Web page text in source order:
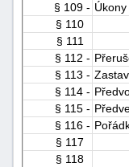
§ 109 -
§ 110
§ 111
§ 112 -
§ 113 -
§ 114 -
§ 115 -
§ 116 -
§ 117
§ 118